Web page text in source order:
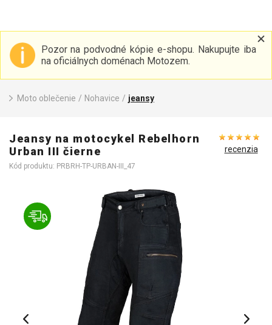
Pozor na podvodné kópie e-shopu. Nakupujte iba
na oficiálnych doménach Motozem.
Moto oblečenie / Nohavice / jeansy
Jeansy na motocykel Rebelhorn
Urban III čierne
Kód produktu: PRBRH-TP-URBAN-III_47
recenzia